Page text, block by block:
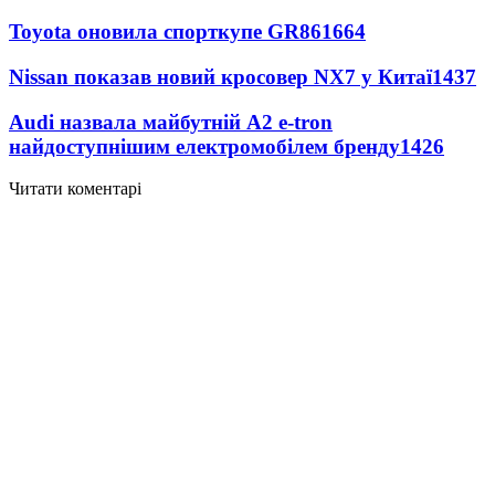
Toyota оновила спорткупе GR861664
Nissan показав новий кросовер NX7 у Китаї1437
Audi назвала майбутній A2 e-tron
найдоступнішим електромобілем бренду1426
Читати коментарі